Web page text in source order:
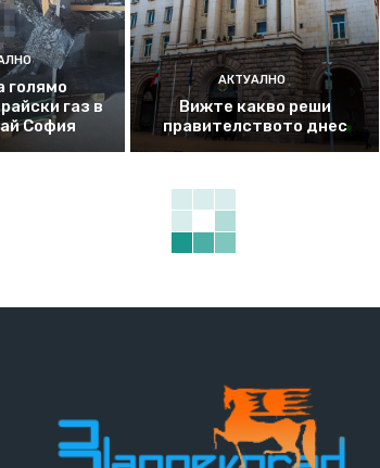
голямо
газ в
София
АКТУАЛНО
Вижте какво реши
правителството днес